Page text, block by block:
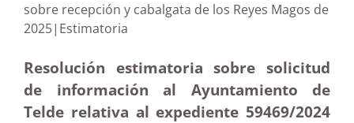
sobre recepción y cabalgata de los Reyes Magos de
2025|Estimatoria
Resolución estimatoria sobre solicitud
de información al Ayuntamiento de
Telde relativa al expediente 59469/2024